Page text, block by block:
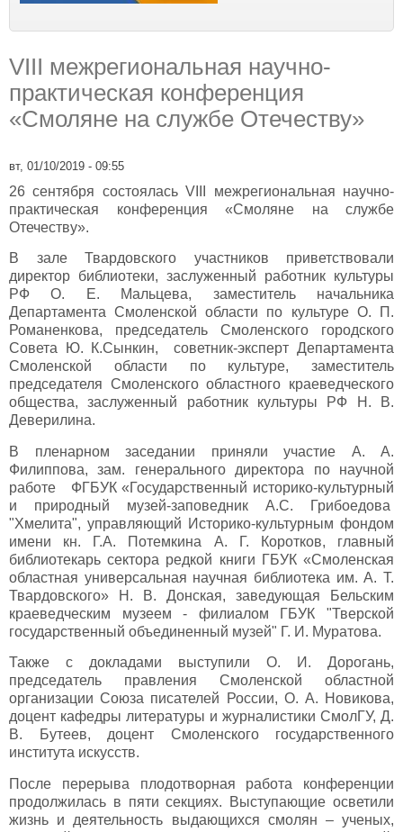
VIII межрегиональная научно-
практическая конференция
«Смоляне на службе Отечеству»
вт, 01/10/2019 - 09:55
26 сентября состоялась VIII межрегиональная научно-
практическая конференция «Смоляне на службе
Отечеству».
В зале Твардовского участников приветствовали
директор библиотеки, заслуженный работник культуры
РФ О. Е. Мальцева, заместитель начальника
Департамента Смоленской области по культуре О. П.
Романенкова, председатель Смоленского городского
Совета Ю. К.Сынкин, советник-эксперт Департамента
Смоленской области по культуре, заместитель
председателя Смоленского областного краеведческого
общества, заслуженный работник культуры РФ Н. В.
Деверилина.
В пленарном заседании приняли участие А. А.
Филиппова, зам. генерального директора по научной
работе ФГБУК «Государственный историко-культурный
и природный музей-заповедник А.С. Грибоедова
"Хмелита", управляющий Историко-культурным фондом
имени кн. Г.А. Потемкина А. Г. Коротков, главный
библиотекарь сектора редкой книги ГБУК «Смоленская
областная универсальная научная библиотека им. А. Т.
Твардовского» Н. В. Донская, заведующая Бельским
краеведческим музеем - филиалом ГБУК "Тверской
государственный объединенный музей" Г. И. Муратова.
Также с докладами выступили О. И. Дорогань,
председатель правления Смоленской областной
организации Союза писателей России, О. А. Новикова,
доцент кафедры литературы и журналистики СмолГУ, Д.
В. Бутеев, доцент Смоленского государственного
института искусств.
После перерыва плодотворная работа конференции
продолжилась в пяти секциях. Выступающие осветили
жизнь и деятельность выдающихся смолян – ученых,